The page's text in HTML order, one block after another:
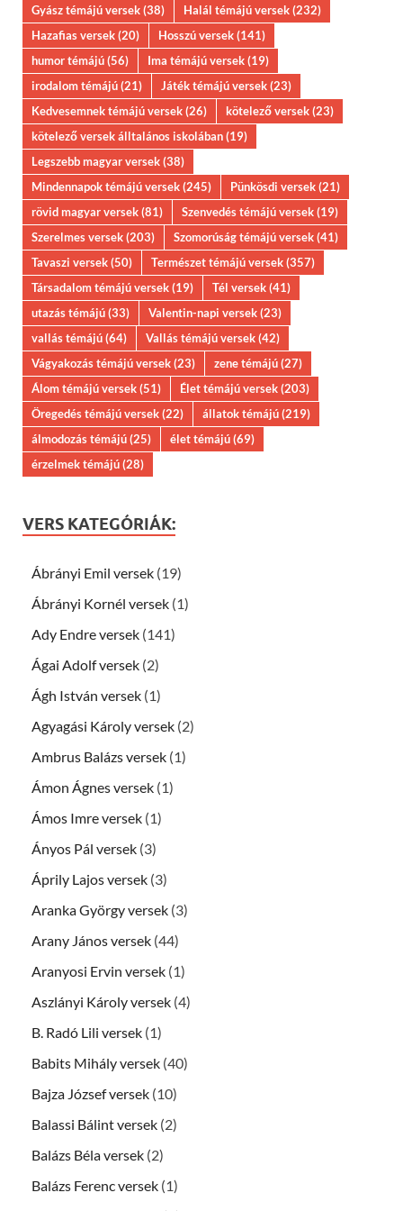
Gyász témájú versek(38) Halál témájú versek(232)
Hazafias versek(20) Hosszú versek(141)
humor témájú(56) Ima témájú versek(19)
irodalom témájú(21) Játék témájú versek(23)
Kedvesemnek témájú versek(26) kötelező versek(23)
kötelező versek álltalános iskolában(19)
Legszebb magyar versek(38)
Mindennapok témájú versek(245) Pünkösdi versek(21)
rövid magyar versek(81) Szenvedés témájú versek(19)
Szerelmes versek(203) Szomorúság témájú versek(41)
Tavaszi versek(50) Természet témájú versek(357)
Társadalom témájú versek(19) Tél versek(41)
utazás témájú(33) Valentin-napi versek(23)
vallás témájú(64) Vallás témájú versek(42)
Vágyakozás témájú versek(23) zene témájú(27)
Álom témájú versek(51) Élet témájú versek(203)
Öregedés témájú versek(22) állatok témájú(219)
álmodozás témájú(25) élet témájú(69)
érzelmek témájú(28)
VERS KATEGÓRIÁK:
Ábrányi Emil versek (19)
Ábrányi Kornél versek (1)
Ady Endre versek (141)
Ágai Adolf versek (2)
Ágh István versek (1)
Agyagási Károly versek (2)
Ambrus Balázs versek (1)
Ámon Ágnes versek (1)
Ámos Imre versek (1)
Ányos Pál versek (3)
Áprily Lajos versek (3)
Aranka György versek (3)
Arany János versek (44)
Aranyosi Ervin versek (1)
Aszlányi Károly versek (4)
B. Radó Lili versek (1)
Babits Mihály versek (40)
Bajza József versek (10)
Balassi Bálint versek (2)
Balázs Béla versek (2)
Balázs Ferenc versek (1)